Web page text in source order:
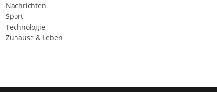
Nachrichten
Sport
Technologie
Zuhause & Leben